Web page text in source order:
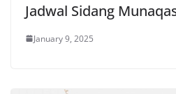
Jadwal Sidang
January 9, 2025